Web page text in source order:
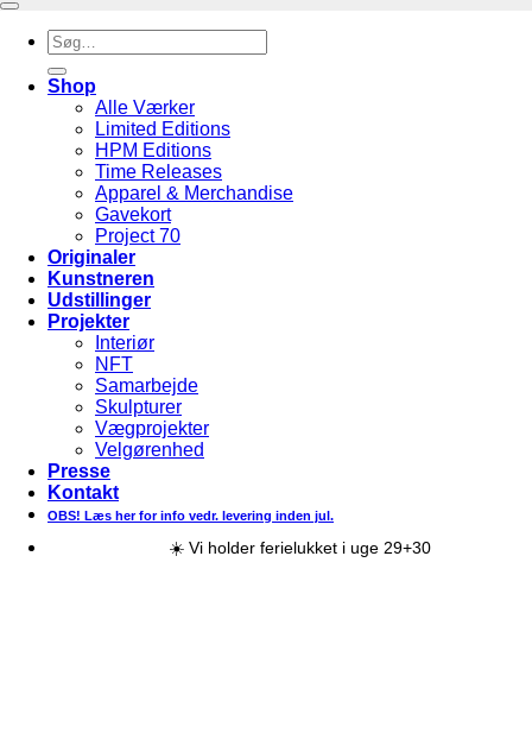
Søg
efter:
Shop
Alle Værker
Limited Editions
HPM Editions
Time Releases
Apparel & Merchandise
Gavekort
Project 70
Originaler
Kunstneren
Udstillinger
Projekter
Interiør
NFT
Samarbejde
Skulpturer
Vægprojekter
Velgørenhed
Presse
Kontakt
OBS! Læs her for info vedr. levering inden jul.
☀️ Vi holder ferielukket i uge 29+30